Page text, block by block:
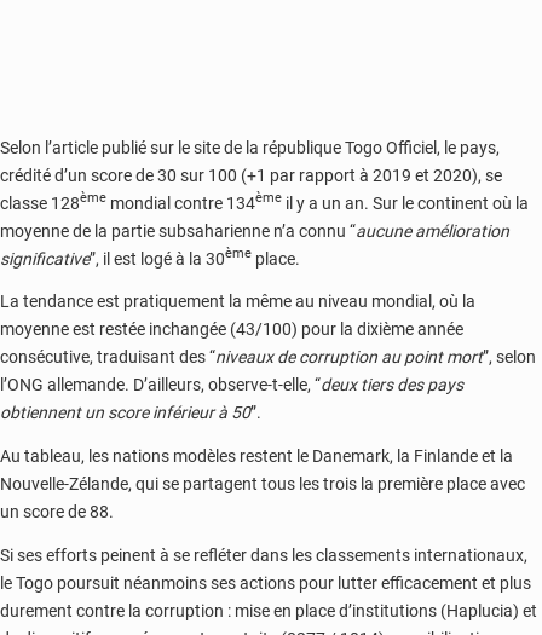
Selon l’article publié sur le site de la république Togo Officiel, le pays,
crédité d’un score de 30 sur 100 (+1 par rapport à 2019 et 2020), se
classe 128ème mondial contre 134ème il y a un an. Sur le continent où la
moyenne de la partie subsaharienne n’a connu “aucune amélioration
significative”, il est logé à la 30ème place.
La tendance est pratiquement la même au niveau mondial, où la
moyenne est restée inchangée (43/100) pour la dixième année
consécutive, traduisant des “niveaux de corruption au point mort”, selon
l’ONG allemande. D’ailleurs, observe-t-elle, “deux tiers des pays
obtiennent un score inférieur à 50”.
Au tableau, les nations modèles restent le Danemark, la Finlande et la
Nouvelle-Zélande, qui se partagent tous les trois la première place avec
un score de 88.
Si ses efforts peinent à se refléter dans les classements internationaux,
le Togo poursuit néanmoins ses actions pour lutter efficacement et plus
durement contre la corruption : mise en place d’institutions (Haplucia) et